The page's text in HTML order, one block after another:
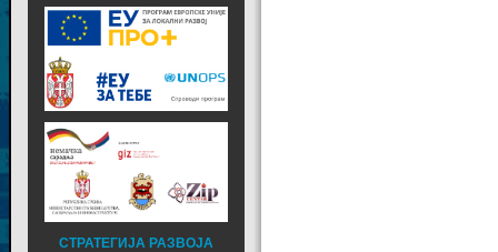
СТРАТЕГИЈА РАЗВОЈА